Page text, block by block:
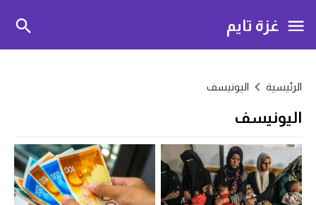
غزة تايم
الرئيسية اليونيسف
اليونيسف